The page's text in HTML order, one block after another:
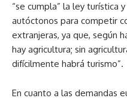
“se cumpla” la ley turística
autóctonos para competir
extranjeras, ya que, según
hay agricultura; sin
difícilmente habrá turismo”.
En cuanto a las demandas